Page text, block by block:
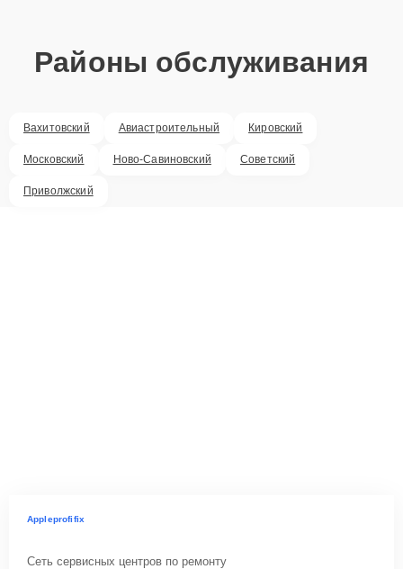
Районы обслуживания
Вахитовский Авиастроительный Кировский
Московский Ново-Савиновский Советский
Приволжский
Appleprofifix
Сеть сервисных центров по ремонту